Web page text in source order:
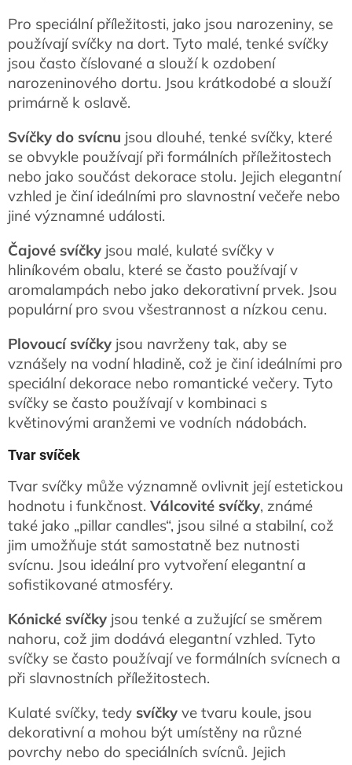
Pro speciální příležitosti, jako jsou narozeniny, se
používají svíčky na dort. Tyto malé, tenké svíčky
jsou často číslované a slouží k ozdobení
narozeninového dortu. Jsou krátkodobé a slouží
primárně k oslavě.
Svíčky do svícnu jsou dlouhé, tenké svíčky, které
se obvykle používají při formálních příležitostech
nebo jako součást dekorace stolu. Jejich elegantní
vzhled je činí ideálními pro slavnostní večeře nebo
jiné významné události.
Čajové svíčky jsou malé, kulaté svíčky v
hliníkovém obalu, které se často používají v
aromalampách nebo jako dekorativní prvek. Jsou
populární pro svou všestrannost a nízkou cenu.
Plovoucí svíčky jsou navrženy tak, aby se
vznášely na vodní hladině, což je činí ideálními pro
speciální dekorace nebo romantické večery. Tyto
svíčky se často používají v kombinaci s
květinovými aranžemi ve vodních nádobách.
Tvar svíček
Tvar svíčky může významně ovlivnit její estetickou
hodnotu i funkčnost. Válcovité svíčky, známé
také jako „pillar candles“, jsou silné a stabilní, což
jim umožňuje stát samostatně bez nutnosti
svícnu. Jsou ideální pro vytvoření elegantní a
sofistikované atmosféry.
Kónické svíčky jsou tenké a zužující se směrem
nahoru, což jim dodává elegantní vzhled. Tyto
svíčky se často používají ve formálních svícnech a
při slavnostních příležitostech.
Kulaté svíčky, tedy svíčky ve tvaru koule, jsou
dekorativní a mohou být umístěny na různé
povrchy nebo do speciálních svícnů. Jejich